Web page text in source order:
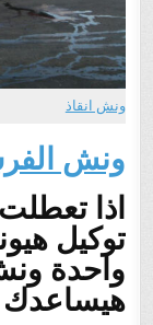
ونش انقاذ
ونش
اذا
توكيل
واحدة
هيساعدك